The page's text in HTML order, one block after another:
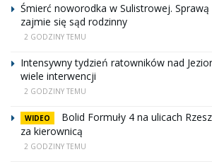
Śmierć noworodka w Sulistrowej.
zajmie się sąd rodzinny
2 GODZINY TEMU
Intensywny tydzień ratowników nad
wiele interwencji
2 GODZINY TEMU
WIDEO
Bolid Formuły 4 na ulicach
za kierownicą
2 GODZINY TEMU